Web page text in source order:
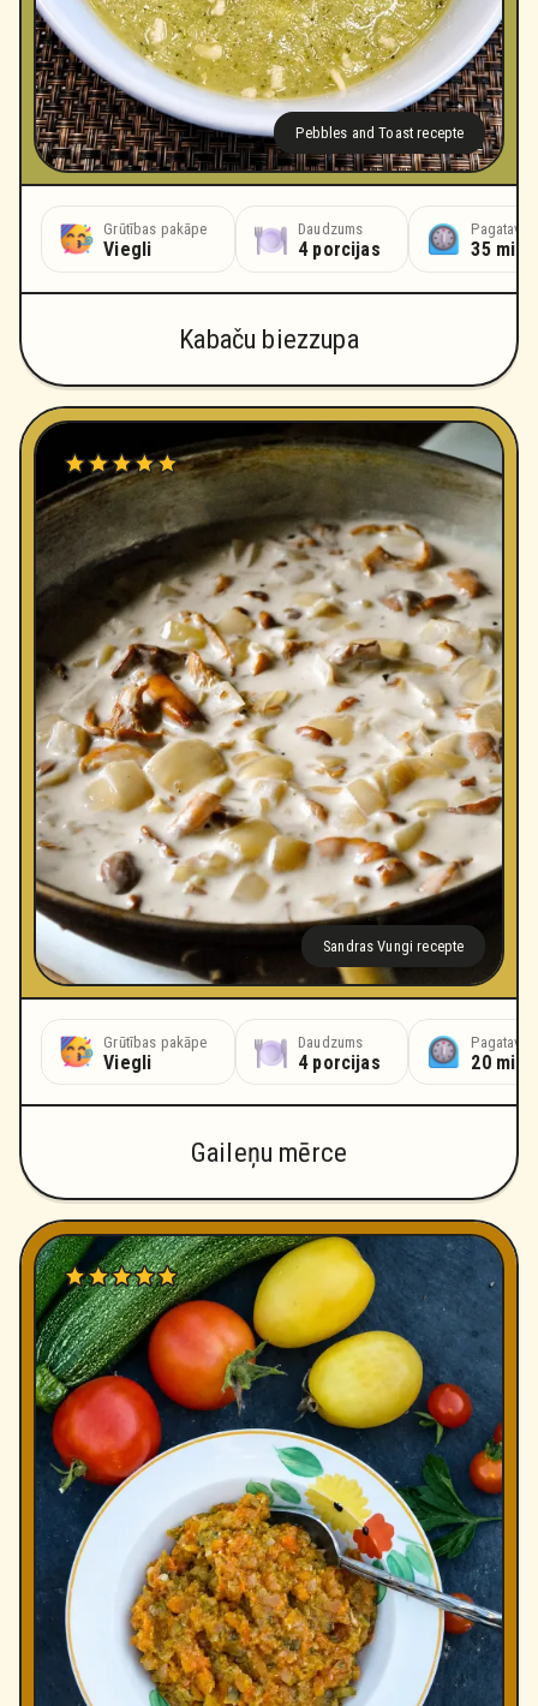
Pebbles and Toast recepte
Grūtības pakāpe
Viegli
Daudzums
4 porcijas 35
Kabaču biezzupa
Sandras Vungi recepte
Grūtības pakāpe
Viegli
Daudzums
4 porcijas 20
Gaileņu mērce